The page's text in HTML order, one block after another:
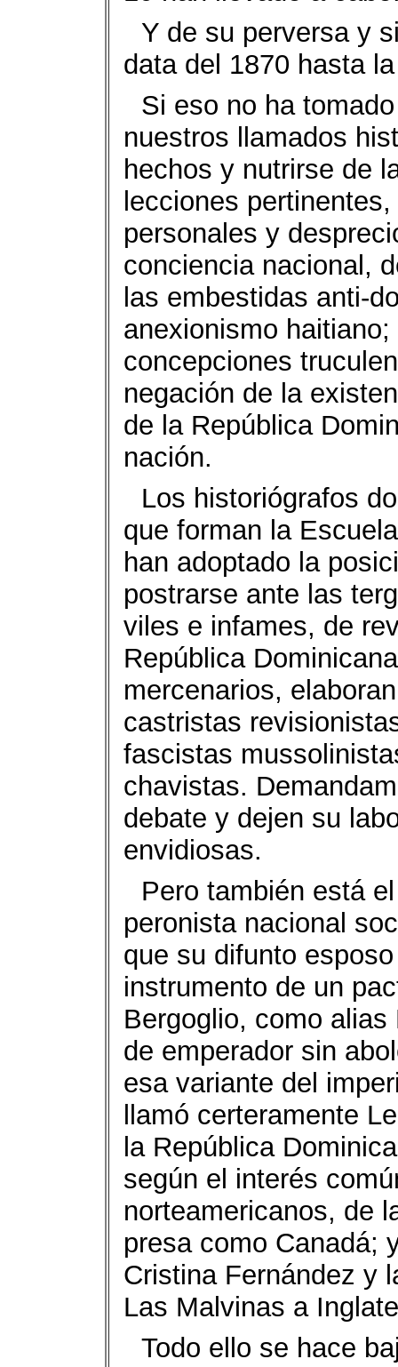
Y de su perversa y
data del 1870 hasta
Si eso no ha
nuestros llamados
hechos y nutrirse de
lecciones
personales y
conciencia nacional,
las embestidas anti-
anexionismo
concepciones
negación de la
de la República
nación.
Los historiógrafos
que forman la
han adoptado la
postrarse ante las
viles e infames, de
República
mercenarios,
castristas
fascistas
chavistas.
debate y dejen su
envidiosas.
Pero también está
peronista nacional
que su difunto
instrumento de un
Bergoglio, como
de emperador sin
esa variante del
llamó certeramente
la República
según el interés
norteamericanos, de
presa como Canadá;
Cristina Fernández y
Las Malvinas a
Todo ello se hace